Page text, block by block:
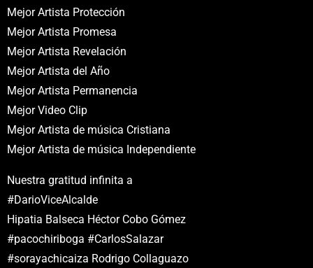
Mejor Artista Protección
Mejor Artista Promesa
Mejor Artista Revelación
Mejor Artista del Año
Mejor Artista Permanencia
Mejor Video Clip
Mejor Artista de música Cristiana
Mejor Artista de música Independiente
Nuestra gratitud infinita a
#DarioViceAlcalde
Hipatia Balseca Héctor Cobo Gómez
#pacochiriboga #CarlosSalazar
#sorayachicaiza Rodrigo Collaguazo